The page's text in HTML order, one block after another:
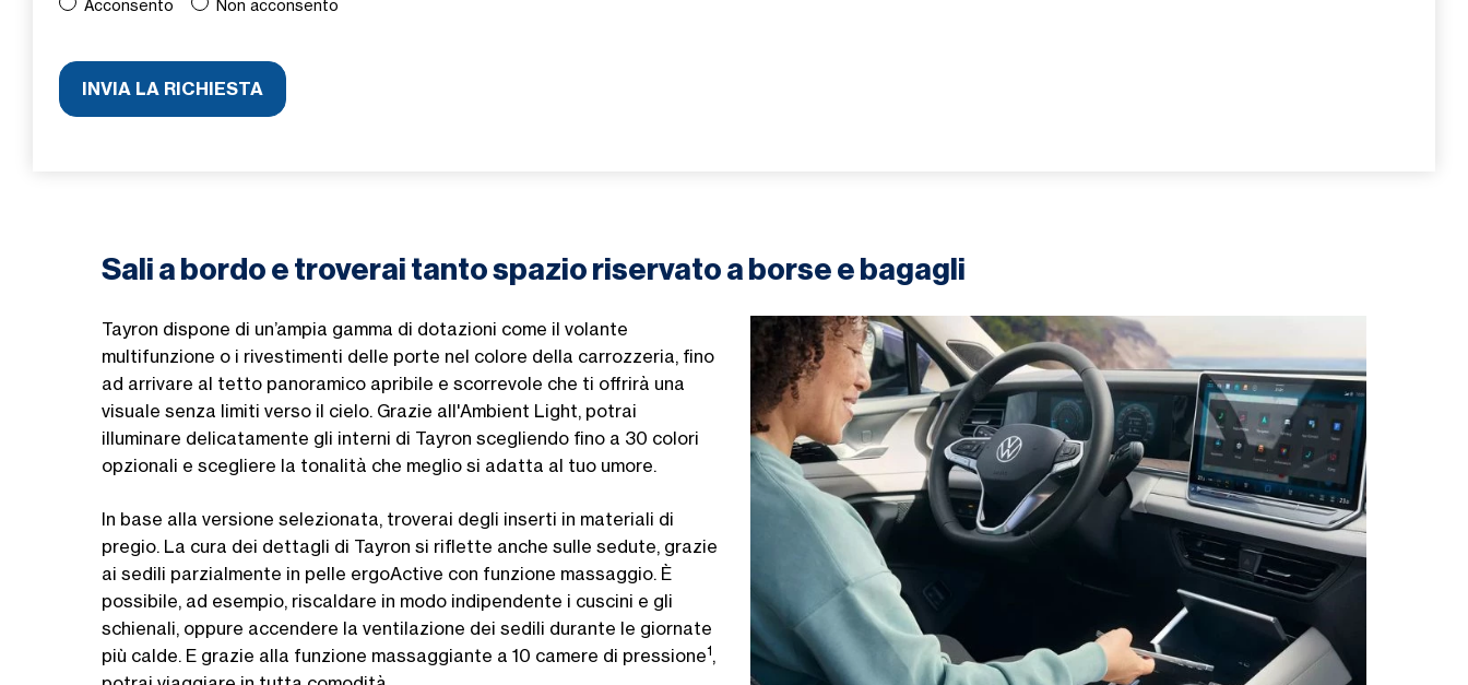
Acconsento Non acconsento
Sali a bordo e troverai tanto spazio riservato a borse e bagagli
Tayron dispone di un’ampia gamma di dotazioni come il volante
multifunzione o i rivestimenti delle porte nel colore della carrozzeria, fino
ad arrivare al tetto panoramico apribile e scorrevole che ti offrirà una
visuale senza limiti verso il cielo. Grazie all'Ambient Light, potrai
illuminare delicatamente gli interni di Tayron scegliendo fino a 30 colori
opzionali e scegliere la tonalità che meglio si adatta al tuo umore.
In base alla versione selezionata, troverai degli inserti in materiali di
pregio. La cura dei dettagli di Tayron si riflette anche sulle sedute, grazie
ai sedili parzialmente in pelle ergoActive con funzione massaggio. È
possibile, ad esempio, riscaldare in modo indipendente i cuscini e gli
schienali, oppure accendere la ventilazione dei sedili durante le giornate
più calde. E grazie alla funzione massaggiante a 10 camere di pressione1,